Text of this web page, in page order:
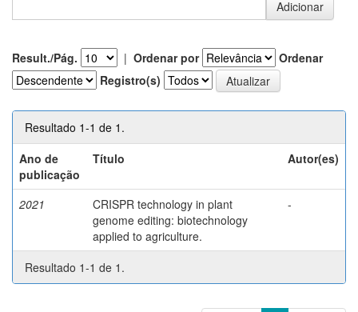
Result./Pág. | Ordenar por
Ordenar
Registro(s)
Resultado 1-1 de 1.
Ano de
publicação
Título Autor(es)
2021
CRISPR technology in plant
genome editing: biotechnology
applied to agriculture.
-
Resultado 1-1 de 1.